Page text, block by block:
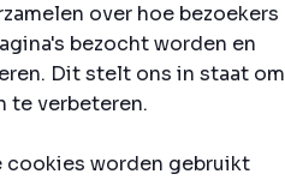
over hoe bezoekers
bezocht worden en
Dit stelt ons in staat om
te verbeteren.
cookies worden gebruikt